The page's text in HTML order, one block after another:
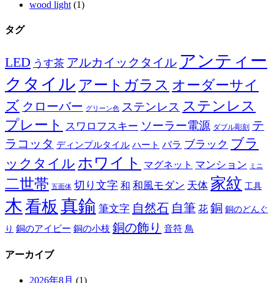
wood light (1)
タグ
LED うす茶 アルカイックタイル アンティー
クタイル アートガラス オーダーサイ
ズ クローバー グリーン色 ステンレス ステンレス
プレート スワロフスキー ソーラー電源 ダブル彫刻 テ
ラコッタ ディンプルタイル ハート バラ ブラック ブラ
ックタイル ホワイト マグネット マンション ミニ
二世帯 五面体 切り文字 和 和風モダン 天体 家紋 工具
木看板 真鍮 筆文字 自然石 自筆 花 銅 銅のどんぐ
り 銅のアイビー 銅の小枝 銅の飾り 音符 鳥
アーカイブ
2026年8月 (1)